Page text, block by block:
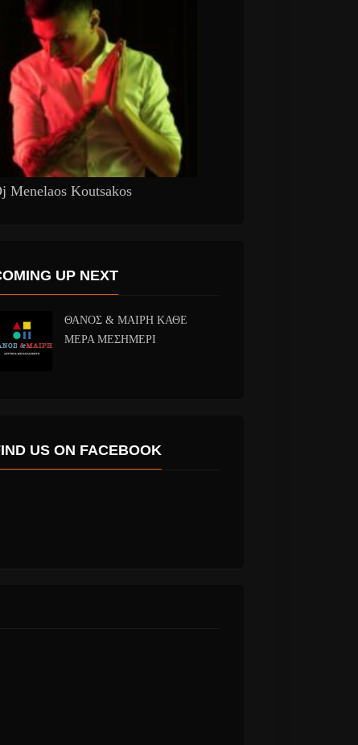
Menelaos Koutsakos
UP NEXT
ΘΑΝΟΣ & ΜΑΙΡΗ ΚΑΘΕ
ΜΕΡΑ ΜΕΣΗΜΕΡΙ
US ON FACEBOOK